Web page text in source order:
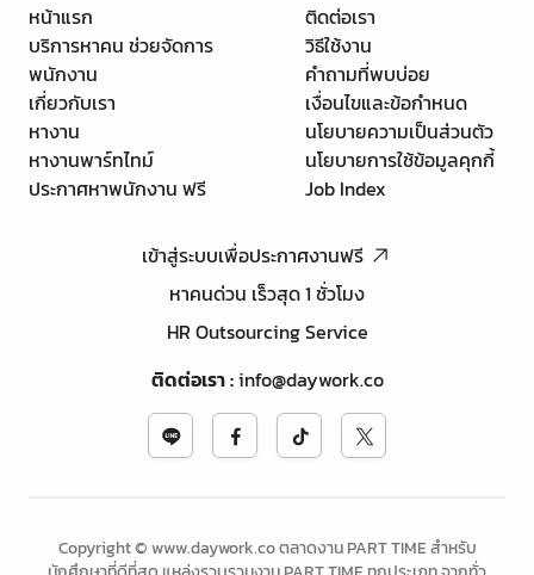
หน้าแรก
บริการหาคน ช่วยจัดการ
พนักงาน
เกี่ยวกับเรา
หางาน
หางานพาร์ทไทม์
ประกาศหาพนักงาน ฟรี
ติดต่อเรา
วิธีใช้งาน
คำถามที่พบบ่อย
เงื่อนไขและข้อกำหนด
นโยบายความเป็นส่วนตัว
นโยบายการใช้ข้อมูลคุกกี้
Job Index
เข้าสู่ระบบเพื่อประกาศงานฟรี
หาคนด่วน เร็วสุด 1 ชั่วโมง
HR Outsourcing Service
ติดต่อเรา:info@daywork.co
Copyright © www.daywork.co ตลาดงาน PART TIME สำหรับ